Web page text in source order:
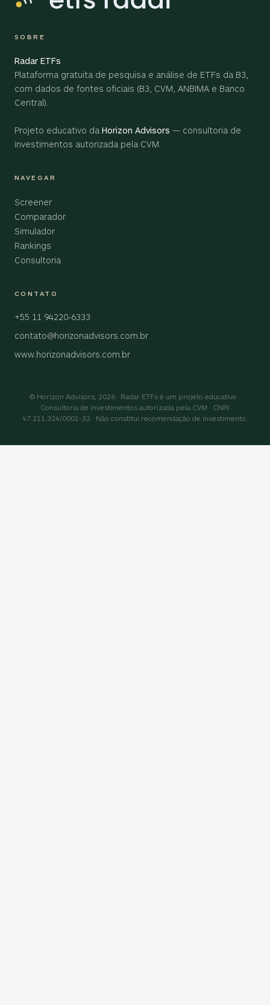
SOBRE
Radar ETFs
Plataforma gratuita de pesquisa e análise de ETFs da B3,
com dados de fontes oficiais (B3, CVM, ANBIMA e Banco
Central).
Projeto educativo da Horizon Advisors — consultoria de
investimentos autorizada pela CVM.
NAVEGAR
Screener
Comparador
Simulador
Rankings
Consultoria
CONTATO
+55 11 94220-6333
contato@horizonadvisors.com.br
www.horizonadvisors.com.br
© Horizon Advisors, 2026 · Radar ETFs é um projeto educativo ·
Consultoria de Investimentos autorizada pela CVM · CNPJ
47.211.324/0001-32 · Não constitui recomendação de investimento.